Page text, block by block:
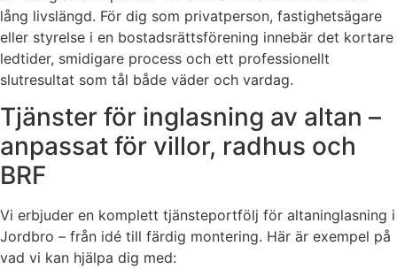
lång livslängd. För dig som privatperson, fastighetsägare
eller styrelse i en bostadsrättsförening innebär det kortare
ledtider, smidigare process och ett professionellt
slutresultat som tål både väder och vardag.
Tjänster för inglasning av altan –
anpassat för villor, radhus och
BRF
Vi erbjuder en komplett tjänsteportfölj för altaninglasning i
Jordbro – från idé till färdig montering. Här är exempel på
vad vi kan hjälpa dig med: